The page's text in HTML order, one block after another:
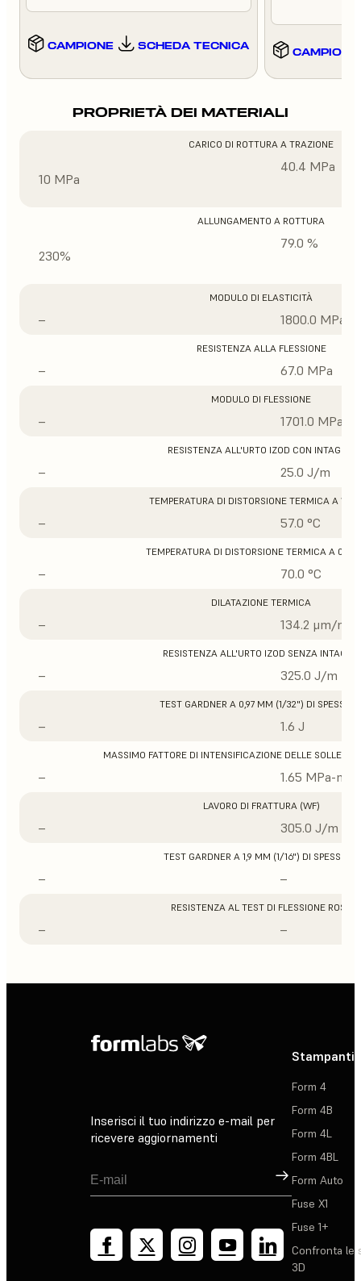
CAMPIONE SCHEDA TECNICA
CAMPIONE
PROPRIETÀ DEI MATERIALI
CARICO DI ROTTURA A TRAZIONE
10 MPa
40.4 MPa
ALLUNGAMENTO A ROTTURA
230%
79.0 %
MODULO DI ELASTICITÀ
– 1800.0 MPa
RESISTENZA ALLA FLESSIONE
– 67.0 MPa
MODULO DI FLESSIONE
– 1701.0 MPa
RESISTENZA ALL'URTO IZOD CON INTAGLIO
– 25.0 J/m
TEMPERATURA DI DISTORSIONE TERMICA A 1,8
– 57.0 °C
TEMPERATURA DI DISTORSIONE TERMICA A 0,45
– 70.0 °C
DILATAZIONE TERMICA
– 134.2 μm/m/
RESISTENZA ALL'URTO IZOD SENZA INTAGLIO
– 325.0 J/m
TEST GARDNER A 0,97 MM (1/32") DI
– 1.6 J
MASSIMO FATTORE DI INTENSIFICAZIONE DELLE
– 1.65 MPa-m1/
LAVORO DI FRATTURA (WF)
– 305.0 J/m
TEST GARDNER A 1,9 MM (1/16") DI SPESSORE
– –
RESISTENZA AL TEST DI FLESSIONE ROSS
– –
Inserisci il tuo indirizzo e-mail per
ricevere aggiornamenti
Registrati
Stampanti
Form 4
Form 4B
Form 4L
Form 4BL
Form Auto
Fuse X1
Fuse 1+
Confronta le
3D